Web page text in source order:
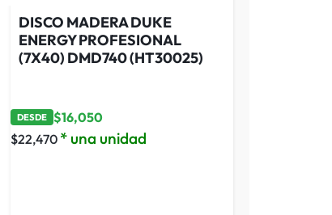
DISCO MADERA DUKE
ENERGY PROFESIONAL
(7X40) DMD740 (HT30025)
DESDE $16,050
$22,470 * una unidad